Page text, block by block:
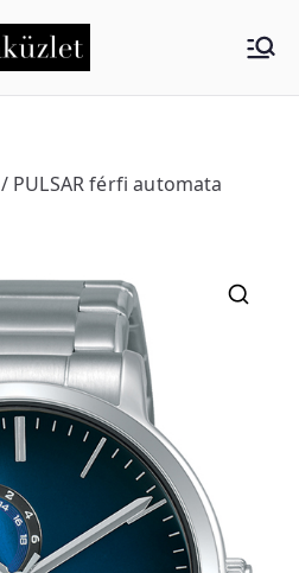
Tempus
küzlet
/ PULSAR férfi automata